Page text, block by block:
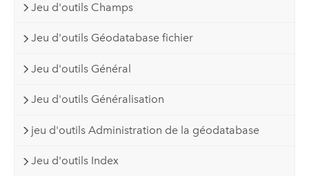
Jeu d'outils Champs
Jeu d'outils Géodatabase fichier
Jeu d'outils Général
Jeu d'outils Généralisation
jeu d'outils Administration de la géodatabase
Jeu d'outils Index